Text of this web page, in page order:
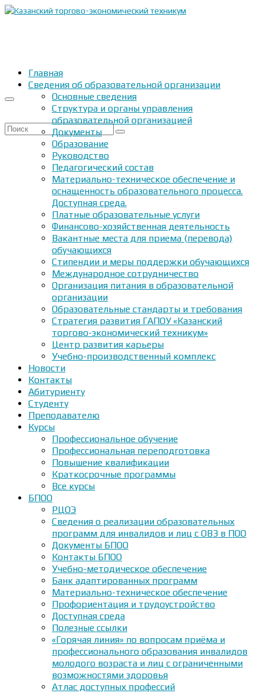
Искать:
Главная
Сведения об образовательной организации
Основные сведения
Структура и органы управления
образовательной организацией
Документы
Образование
Руководство
Педагогический состав
Материально-техническое обеспечение и
оснащенность образовательного процесса.
Доступная среда.
Платные образовательные услуги
Финансово-хозяйственная деятельность
Вакантные места для приема (перевода)
обучающихся
Стипендии и меры поддержки обучающихся
Международное сотрудничество
Организация питания в образовательной
организации
Образовательные стандарты и требования
Стратегия развития ГАПОУ «Казанский
торгово-экономический техникум»
Центр развития карьеры
Учебно-производственный комплекс
Новости
Контакты
Абитуриенту
Студенту
Преподавателю
Курсы
Профессиональное обучение
Профессиональная переподготовка
Повышение квалификации
Краткосрочные программы
Все курсы
БПОО
РЦОЭ
Сведения о реализации образовательных
программ для инвалидов и лиц с ОВЗ в ПОО
Документы БПОО
Контакты БПОО
Учебно-методическое обеспечение
Банк адаптированных программ
Материально-техническое обеспечение
Профориентация и трудоустройство
Доступная среда
Полезные ссылки
«Горячая линия» по вопросам приёма и
профессионального образования инвалидов
молодого возраста и лиц с ограниченными
возможностями здоровья
Атлас доступных профессий